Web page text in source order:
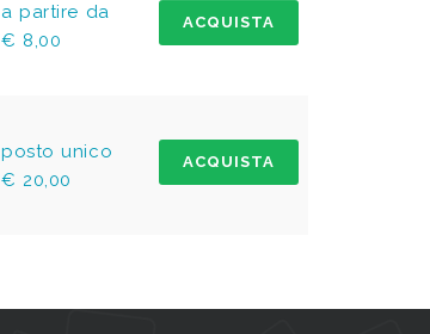
a partire da
€ 8,00
ACQUISTA
posto unico
€ 20,00
ACQUISTA